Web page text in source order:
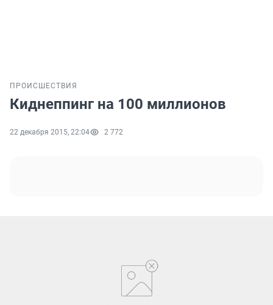
ПРОИСШЕСТВИЯ
Киднеппинг на 100 миллионов
22 декабря 2015, 22:04 2 772